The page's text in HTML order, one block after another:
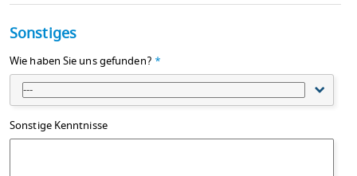
Sonstiges
Wie haben Sie uns gefunden? *
---
Sonstige Kenntnisse